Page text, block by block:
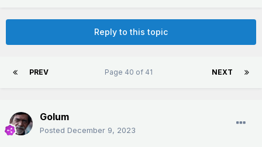
Reply to this topic
PREV NEXT
Page 40 of 41
Golum
Posted December 9, 2023